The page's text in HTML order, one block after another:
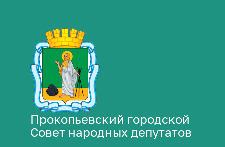
Прокопьевский городской
Совет народных депутатов